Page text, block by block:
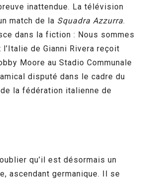
inattendue. La télévision
match de la Squadra Azzurra.
dans la fiction : Nous sommes
de Gianni Rivera reçoit
Moore au Stadio Communale
disputé dans le cadre du
la fédération italienne de
qu’il est désormais un
ascendant germanique. Il se